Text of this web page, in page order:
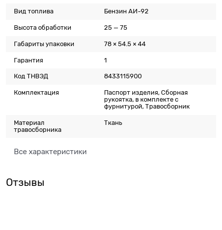
Вид топлива Бензин АИ-92
Высота обработки 25 — 75
Габариты упаковки 78 × 54.5 × 44
Гарантия 1
Код ТНВЭД 8433115900
Комплектация
Паспорт изделия, Сборная
рукоятка, в комплекте с
фурнитурой, Травосборник
Материал
травосборника
Ткань
Все характеристики
Отзывы